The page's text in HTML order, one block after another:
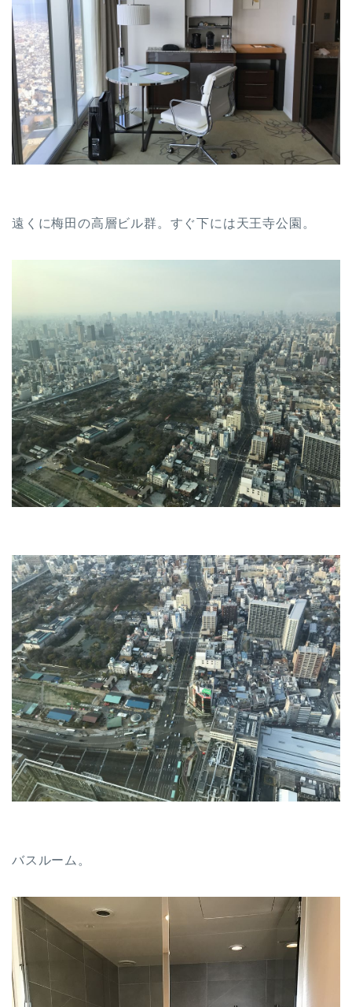
遠くに梅田の高層ビル群。すぐ下には天王寺公園。
バスルーム。